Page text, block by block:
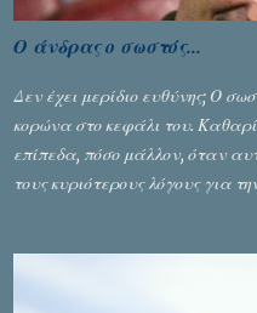
Ο άνδρας ο σωστός...
Δεν έχει μερίδιο ευθύνης; Ο
κορώνα στο κεφάλι του.
επίπεδα, πόσο μάλλον, όταν
τους κυριότερους λόγους για